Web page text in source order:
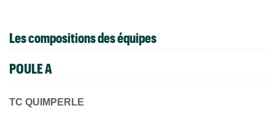
Les compositions des équipes
POULE A
TC QUIMPERLE